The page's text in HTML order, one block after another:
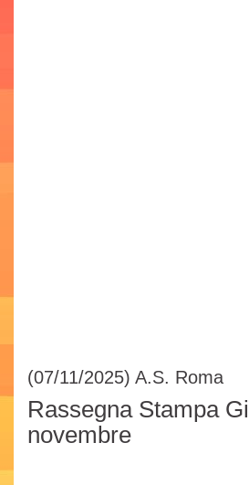
(07/11/2025) A.S. Roma
Rassegna Stampa
novembre